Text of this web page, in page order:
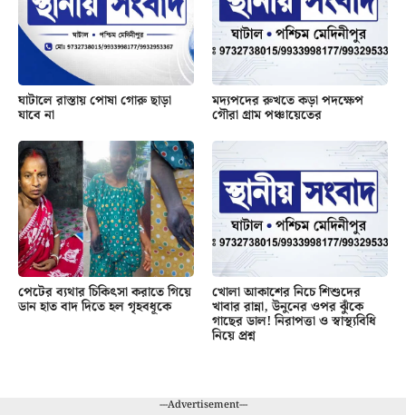
ঘাটালে রাস্তায় পোষা গোরু ছাড়া
যাবে না
মদ্যপদের রুখতে কড়া পদক্ষেপ
গৌরা গ্রাম পঞ্চায়েতের
পেটের ব্যথার চিকিৎসা করাতে গিয়ে
ডান হাত বাদ দিতে হল গৃহবধূকে
খোলা আকাশের নিচে শিশুদের
খাবার রান্না, উনুনের ওপর ঝুঁকে
গাছের ডাল! নিরাপত্তা ও স্বাস্থ্যবিধি
নিয়ে প্রশ্ন
---Advertisement---